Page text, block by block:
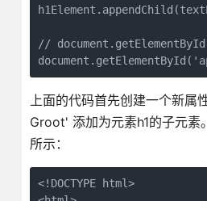
//
上面的代码首先创建一个新属
Groot' 添加为元素h1的子元
所示：
<!DOCTYPE html>